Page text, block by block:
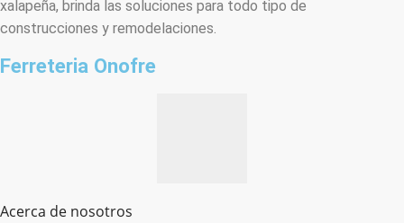
xalapeña, brinda las soluciones para todo tipo de
construcciones y remodelaciones.
Ferreteria Onofre
Acerca de nosotros